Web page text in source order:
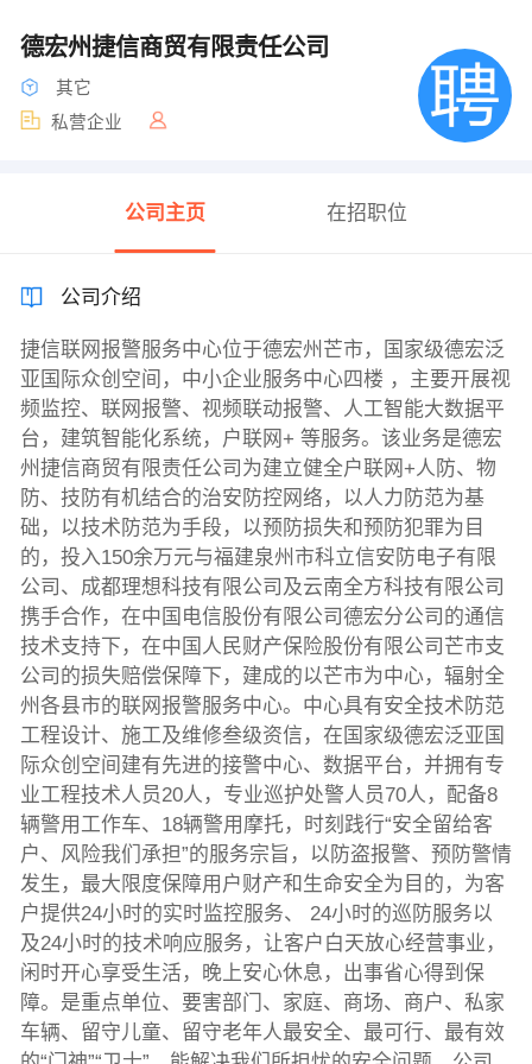
德宏州捷信商贸有限责任公司
其它
私营企业
公司主页 在招职位
公司介绍
捷信联网报警服务中心位于德宏州芒市，国家级德宏泛
亚国际众创空间，中小企业服务中心四楼 ，主要开展视
频监控、联网报警、视频联动报警、人工智能大数据平
台，建筑智能化系统，户联网+ 等服务。该业务是德宏
州捷信商贸有限责任公司为建立健全户联网+人防、物
防、技防有机结合的治安防控网络，以人力防范为基
础，以技术防范为手段，以预防损失和预防犯罪为目
的，投入150余万元与福建泉州市科立信安防电子有限
公司、成都理想科技有限公司及云南全方科技有限公司
携手合作，在中国电信股份有限公司德宏分公司的通信
技术支持下，在中国人民财产保险股份有限公司芒市支
公司的损失赔偿保障下，建成的以芒市为中心，辐射全
州各县市的联网报警服务中心。中心具有安全技术防范
工程设计、施工及维修叁级资信，在国家级德宏泛亚国
际众创空间建有先进的接警中心、数据平台，并拥有专
业工程技术人员20人，专业巡护处警人员70人，配备8
辆警用工作车、18辆警用摩托，时刻践行“安全留给客
户、风险我们承担”的服务宗旨，以防盗报警、预防警情
发生，最大限度保障用户财产和生命安全为目的，为客
户提供24小时的实时监控服务、 24小时的巡防服务以
及24小时的技术响应服务，让客户白天放心经营事业，
闲时开心享受生活，晚上安心休息，出事省心得到保
障。是重点单位、要害部门、家庭、商场、商户、私家
车辆、留守儿童、留守老年人最安全、最可行、最有效